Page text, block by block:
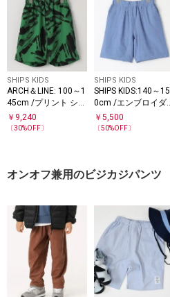
SHIPS KIDS
ARCH＆LINE: 100～1
45cm /プリント ショ
ートパンツ
￥ 9,240
〔30%OFF〕
SHIPS KIDS
SHIPS KIDS:140～15
0cm /エンブロイダ
リー ショートパンツ
￥5,500
〔50%OFF〕
オンオフ兼用のビジカジパンツ